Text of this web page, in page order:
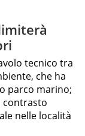
tecnico tra
che ha
parco marino;
contrasto
nelle località